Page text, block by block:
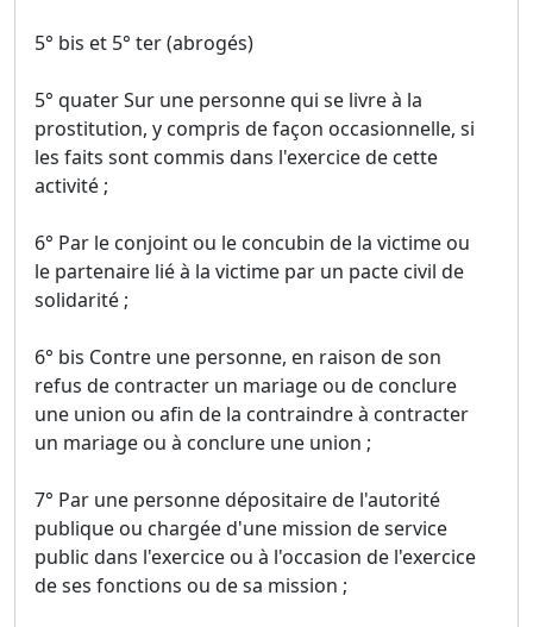
5° bis et 5° ter (abrogés)
5° quater Sur une personne qui se livre à la
prostitution, y compris de façon occasionnelle, si
les faits sont commis dans l'exercice de cette
activité ;
6° Par le conjoint ou le concubin de la victime ou
le partenaire lié à la victime par un pacte civil de
solidarité ;
6° bis Contre une personne, en raison de son
refus de contracter un mariage ou de conclure
une union ou afin de la contraindre à contracter
un mariage ou à conclure une union ;
7° Par une personne dépositaire de l'autorité
publique ou chargée d'une mission de service
public dans l'exercice ou à l'occasion de l'exercice
de ses fonctions ou de sa mission ;